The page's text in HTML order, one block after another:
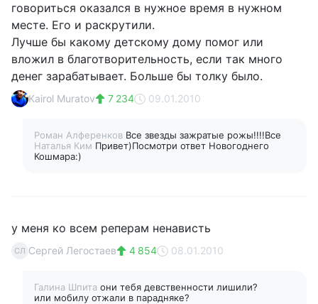
говориться оказался в нужное время в нужном
месте. Его и раскрутили.
Лучше бы какому детскому дому помог или
вложил в благотворительность, если так много
денег зарабатывает. Больше бы толку было.
Kairol Muratov 7 234 09.01.2010
Роман Алференков Все звезды зажратые рожы!!!!Все
Наталья Ким Привет)Посмотри ответ Новогоднего
Кошмара:)
у меня ко всем реперам ненависть
СЛ Сергей Легостаев 4 854 08.01.2010
Галина Шпита они тебя девственности лишили?
или мобилу отжали в парадняке?